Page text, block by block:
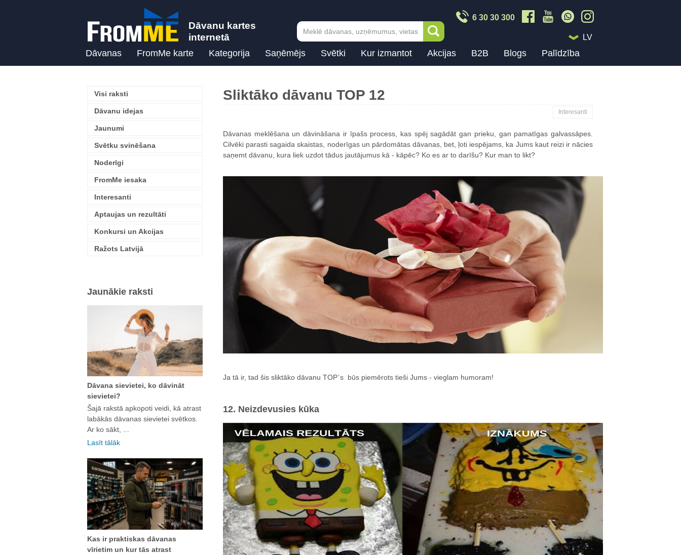
Dāvanu kartes
internetā
6 30 30 300
LV
Dāvanas FromMe karte Kategorija Saņēmējs Svētki Kur izmantot Akcijas B2B Blogs Palīdzība
Visi raksti
Dāvanu idejas
Jaunumi
Svētku svinēšana
Noderīgi
FromMe iesaka
Interesanti
Aptaujas un rezultāti
Konkursi un Akcijas
Ražots Latvijā
Jaunākie raksti
Dāvana sievietei, ko dāvināt
sievietei?
Šajā rakstā apkopoti veidi, kā atrast
labākās dāvanas sievietei svētkos.
Ar ko sākt, ...
Lasīt tālāk
Kas ir praktiskas dāvanas
vīrietim un kur tās atrast
Sliktāko dāvanu TOP 12
Interesanti
Dāvanas meklēšana un dāvināšana ir īpašs process, kas spēj sagādāt gan prieku, gan pamatīgas galvassāpes.
Cilvēki parasti sagaida skaistas, noderīgas un pārdomātas dāvanas, bet, ļoti iespējams, ka Jums kaut reizi ir nācies
saņemt dāvanu, kura liek uzdot tādus jautājumus kā - kāpēc? Ko es ar to darīšu? Kur man to likt?
Ja tā ir, tad šis sliktāko dāvanu TOP`s būs piemērots tieši Jums - vieglam humoram!
12. Neizdevusies kūka